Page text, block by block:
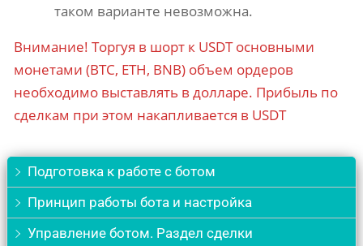
таком варианте невозможна.
Внимание! Торгуя в шорт к USDT основными
монетами (BTC, ETH, BNB) объем ордеров
необходимо выставлять в долларе. Прибыль по
сделкам при этом накапливается в USDT
Подготовка к работе с ботом
Принцип работы бота и настройка
Управление ботом. Раздел сделки